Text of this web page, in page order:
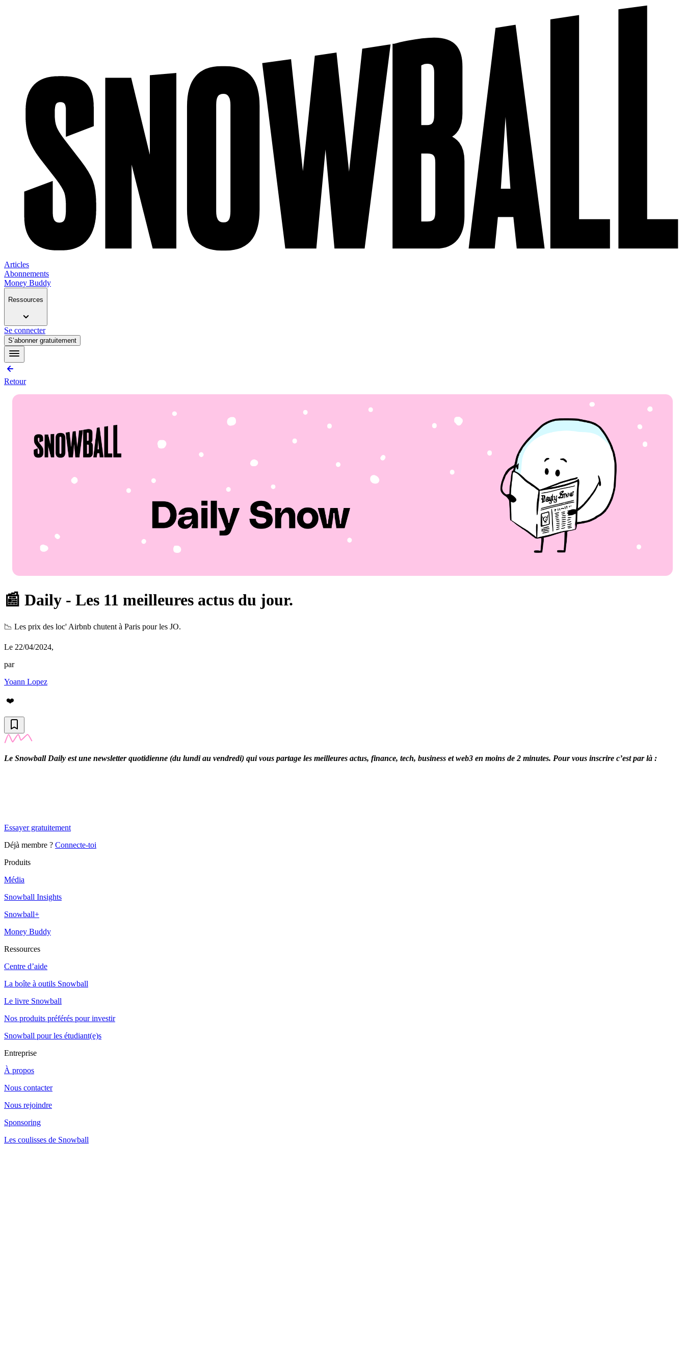
Articles
Abonnements
Money Buddy
Ressources
Se connecter
S’abonner gratuitement
Retour
📰 Daily - Les 11 meilleures actus du jour.
📉 Les prix des loc' Airbnb chutent à Paris pour les JO.
Le 22/04/2024,
par
Yoann Lopez
❤️
Le Snowball Daily est une newsletter quotidienne (du lundi au vendredi) qui vous partage les meilleures actus, finance, tech, business et web3 en moins de 2 minutes. Pour vous inscrire c’est par là :
Essayer gratuitement
Déjà membre ? Connecte-toi
Produits
Média
Snowball Insights
Snowball+
Money Buddy
Ressources
Centre d’aide
La boîte à outils Snowball
Le livre Snowball
Nos produits préférés pour investir
Snowball pour les étudiant(e)s
Entreprise
À propos
Nous contacter
Nous rejoindre
Sponsoring
Les coulisses de Snowball